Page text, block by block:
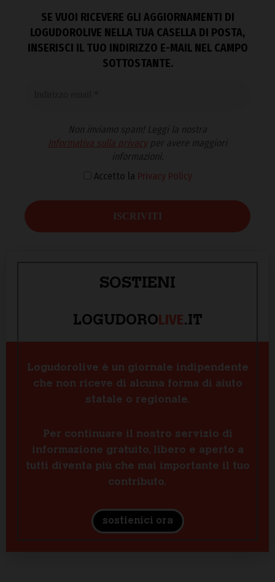
SE VUOI RICEVERE GLI AGGIORNAMENTI DI
LOGUDOROLIVE NELLA TUA CASELLA DI POSTA,
INSERISCI IL TUO INDIRIZZO E-MAIL NEL CAMPO
SOTTOSTANTE.
Non inviamo spam! Leggi la nostra
Informativa sulla privacyper avere maggiori
informazioni.
Accetto la Privacy Policy
SOSTIENI
LOGUDOROLIVE.IT
Logudorolive è un giornale indipendente
che non riceve di alcuna forma di aiuto
statale o regionale.
Per continuare il nostro servizio di
informazione gratuito, libero e aperto a
tutti diventa più che mai importante il tuo
contributo.
sostienici ora